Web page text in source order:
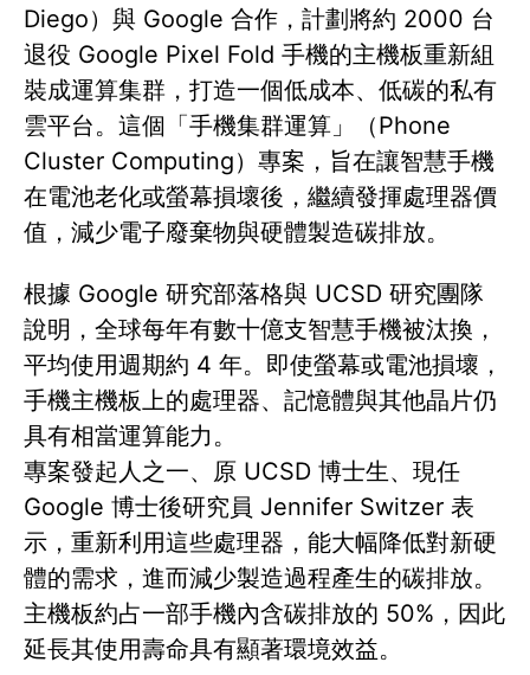
Diego）與 Google 合作，計劃將約 2000 台
退役 Google Pixel Fold 手機的主機板重新組
裝成運算集群，打造一個低成本、低碳的私有
雲平台。這個「手機集群運算」（Phone
Cluster Computing）專案，旨在讓智慧手機
在電池老化或螢幕損壞後，繼續發揮處理器價
值，減少電子廢棄物與硬體製造碳排放。
根據 Google 研究部落格與 UCSD 研究團隊
說明，全球每年有數十億支智慧手機被汰換，
平均使用週期約 4 年。即使螢幕或電池損壞，
手機主機板上的處理器、記憶體與其他晶片仍
具有相當運算能力。
專案發起人之一、原 UCSD 博士生、現任
Google 博士後研究員 Jennifer Switzer 表
示，重新利用這些處理器，能大幅降低對新硬
體的需求，進而減少製造過程產生的碳排放。
主機板約占一部手機內含碳排放的 50%，因此
延長其使用壽命具有顯著環境效益。